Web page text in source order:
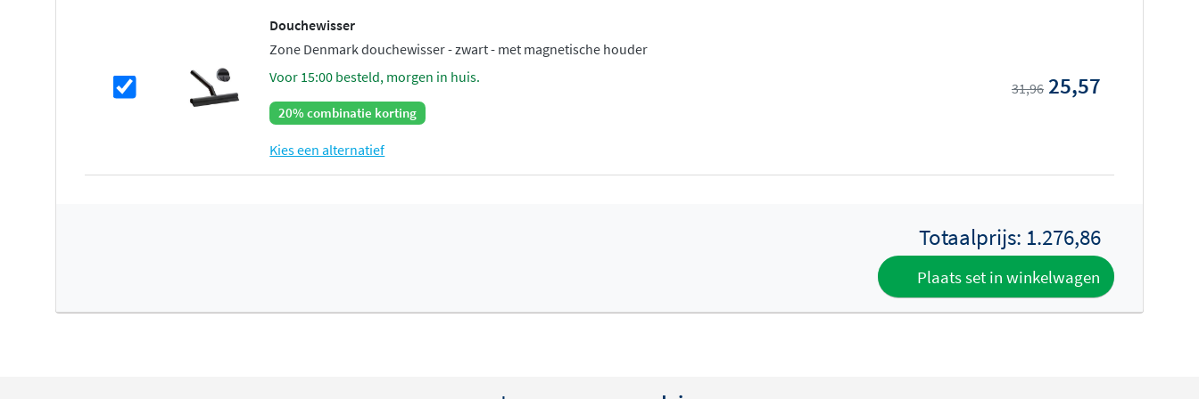
Douchewisser
Zone Denmark douchewisser - zwart - met magnetische houder
voor 15:00 besteld, morgen in huis.
20% combinatie korting
Kies een alternatief
31,96 25,57
Totaalprijs: 1.276,86
Plaats set in winkelwagen